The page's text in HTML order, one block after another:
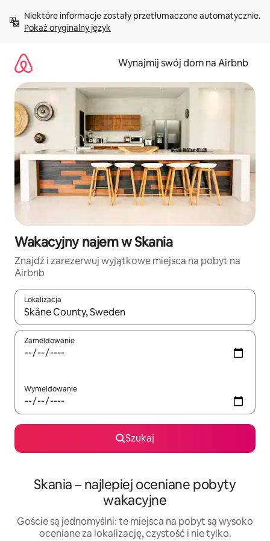
treści Pokaż oryginalny język
Wynajmij swój dom na Airbnb
Wakacyjny najem w Skania
Znajdź i zarezerwuj wyjątkowe miejsca na pobyt na
Airbnb
Lokalizacja
Gdy wyniki będą dostępne, możesz poruszać się po nich za
Zameldowanie
Wymeldowanie
Szukaj
Skania – najlepiej oceniane pobyty
wakacyjne
Goście są jednomyślni: te miejsca na pobyt są wysoko
oceniane za lokalizację, czystość i nie tylko.